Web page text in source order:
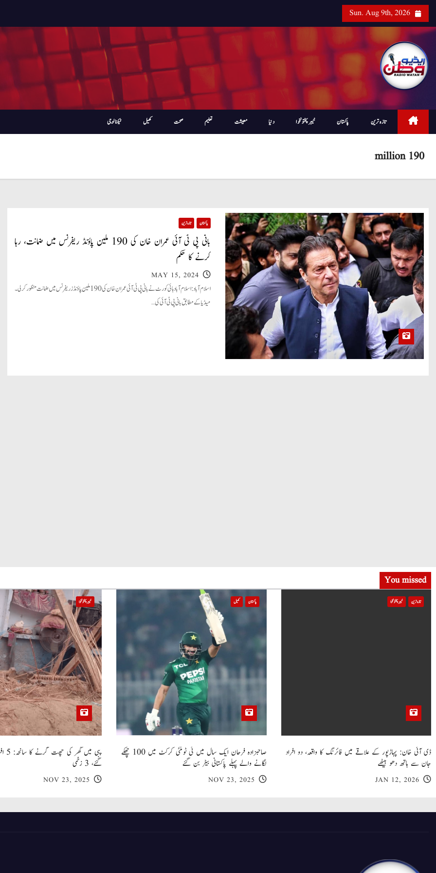
i
Sun. Aug 9th, 2026
تازہ ترین پاکستان خیبرپختونخوا دنیا معیشت تعلیم صحت کھیل ٹیکنالوجی
190 million
پاکستان تازہ ترین
بانی پی ٹی آئی عمران خان کی 190 ملین پاؤنڈ ریفرنس میں ضمانت، رہا
کرنے کا حکم
MAY 15, 2024
اسلام آباد: اسلام آباد ہائی کورٹ نے بانی پی ٹی آئی عمران خان کی 190 ملین پاؤنڈز ریفرنس میں ضمانت منظور کرلی۔
ميڈیا کے مطابق بانی پی ٹی آئی کی…
You missed
تازہ ترین خیبر پختونخوا
ڈی آئی خان: پہاڑپور کے علاقے میں فائرنگ کا واقعہ، دو افراد
جان سے ہاتھ دھو بیٹھے
JAN 12, 2026
پاکستان کھیل
صاحبزادہ فرحان ایک سال میں ٹی ٹوئنٹی کرکٹ میں 100 چھکے
لگانے والے پہلے پاکستانی بیٹر بن گئے
NOV 23, 2025
خیبر پختونخوا
گئے، 3 زخمی
NOV 23, 2025